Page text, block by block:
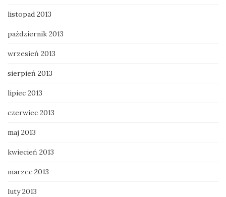
listopad 2013
październik 2013
wrzesień 2013
sierpień 2013
lipiec 2013
czerwiec 2013
maj 2013
kwiecień 2013
marzec 2013
luty 2013